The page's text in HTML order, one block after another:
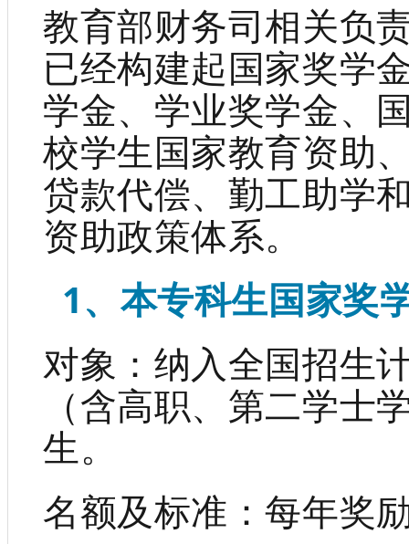
教育部财务司相关负
已经构建起国家奖学
学金、学业奖学金、
校学生国家教育资助
贷款代偿、勤工助学
资助政策体系。
1、本专科生国家奖
对象：纳入全国招生
（含高职、第二学士
生。
名额及标准：每年奖